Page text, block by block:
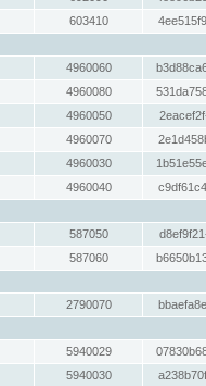
603410
4960060
4960080
4960050
4960070
4960030
4960040
587050
587060
2790070
5940029
5940030